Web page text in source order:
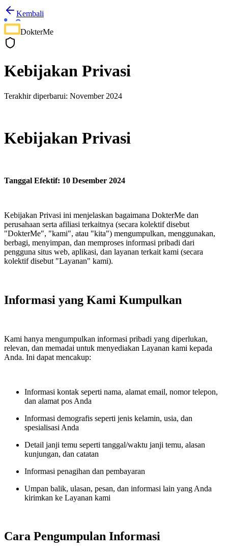
Kembali
DokterMe
Kebijakan Privasi
Terakhir diperbarui: November 2024
Kebijakan Privasi
Tanggal Efektif: 10 Desember 2024
Kebijakan Privasi ini menjelaskan bagaimana DokterMe dan
perusahaan serta afiliasi terkaitnya (secara kolektif disebut
"DokterMe", "kami", atau "kita") mengumpulkan, menggunakan,
berbagi, menyimpan, dan memproses informasi pribadi dari
pengguna situs web, aplikasi, dan layanan terkait kami (secara
kolektif disebut "Layanan" kami).
Informasi yang Kami Kumpulkan
Kami hanya mengumpulkan informasi pribadi yang diperlukan,
relevan, dan memadai untuk menyediakan Layanan kami kepada
Anda. Ini dapat mencakup:
Informasi kontak seperti nama, alamat email, nomor telepon,
dan alamat pos Anda
Informasi demografis seperti jenis kelamin, usia, dan
spesialisasi Anda
Detail janji temu seperti tanggal/waktu janji temu, alasan
kunjungan, dan catatan
Informasi penagihan dan pembayaran
Umpan balik, ulasan, pesan, dan informasi lain yang Anda
kirimkan ke Layanan kami
Cara Pengumpulan Informasi